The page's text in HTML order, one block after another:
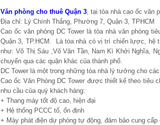
Văn phòng cho thuê Quận 3 , tại tòa nhà cao ốc văn
Địa chỉ: Lý Chính Thắng, Phường 7, Quận 3, TPHCM
Cao ốc văn phòng DC Tower là tòa nhà văn phòng
Quận 3, TP.HCM. Là tòa nhà có vị trí chiến lược, hệ
như: Võ Thị Sáu ,Võ Văn Tần, Nam Kì Khởi Nghĩa,
chuyển qua các quận khác của thành phố.
DC Tower là một trong những tòa nhà lý tưởng cho
Cao ốc Văn Phòng DC Tower được thiết kế theo tiêu
nhu cầu của quý khách hàng:
+ Thang máy tốt độ cao, hiện đại
+ Hệ thống PCCC tố, ổn định
+ Máy phát điện dự phòng tự động, đảm bảo cung